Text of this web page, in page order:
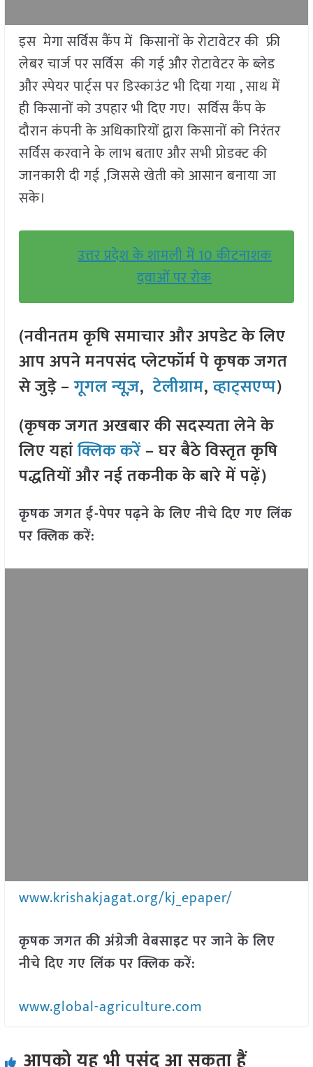
इस मेगा सर्विस कैंप में किसानों के रोटावेटर की फ्री
लेबर चार्ज पर सर्विस की गई और रोटावेटर के ब्लेड
और स्पेयर पार्ट्स पर डिस्काउंट भी दिया गया , साथ में
ही किसानों को उपहार भी दिए गए। सर्विस कैंप के
दौरान कंपनी के अधिकारियों द्वारा किसानों को निरंतर
सर्विस करवाने के लाभ बताए और सभी प्रोडक्ट की
जानकारी दी गई ,जिससे खेती को आसान बनाया जा
सके।
उत्तर प्रदेश के शामली में 10 कीटनाशक
दवाओं पर रोक
(नवीनतम कृषि समाचार और अपडेट के लिए
आप अपने मनपसंद प्लेटफॉर्म पे कृषक जगत
से जुड़े –गूगल न्यूज़,टेलीग्राम,व्हाट्सएप्प)
(कृषक जगत अखबार की सदस्यता लेने के
लिए यहांक्लिक करें– घर बैठे विस्तृत कृषि
पद्धतियों और नई तकनीक के बारे में पढ़ें)
कृषक जगत ई-पेपर पढ़ने के लिए नीचे दिए गए लिंक
पर क्लिक करें:
www.krishakjagat.org/kj_epaper/
कृषक जगत की अंग्रेजी वेबसाइट पर जाने के लिए
नीचे दिए गए लिंक पर क्लिक करें:
www.global-agriculture.com